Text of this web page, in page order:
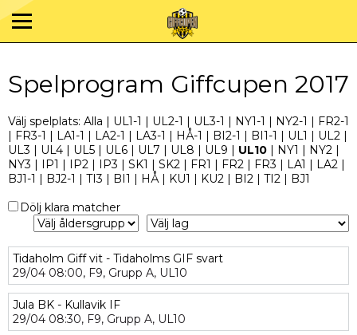
Spelprogram Giffcupen 2017
Välj spelplats: Alla | UL1-1 | UL2-1 | UL3-1 | NY1-1 | NY2-1 | FR2-1
| FR3-1 | LA1-1 | LA2-1 | LA3-1 | HÅ-1 | BI2-1 | BI1-1 | UL1 | UL2 |
UL3 | UL4 | UL5 | UL6 | UL7 | UL8 | UL9 | UL10 | NY1 | NY2 |
NY3 | IP1 | IP2 | IP3 | SK1 | SK2 | FR1 | FR2 | FR3 | LA1 | LA2 |
BJ1-1 | BJ2-1 | TI3 | BI1 | HÅ| KU1 | KU2 | BI2 | TI2 | BJ1
Dölj klara matcher
Tidaholm Giff vit - Tidaholms GIF svart
29/04 08:00, F9, Grupp A, UL10
Jula BK - Kullavik IF
29/04 08:30, F9, Grupp A, UL10